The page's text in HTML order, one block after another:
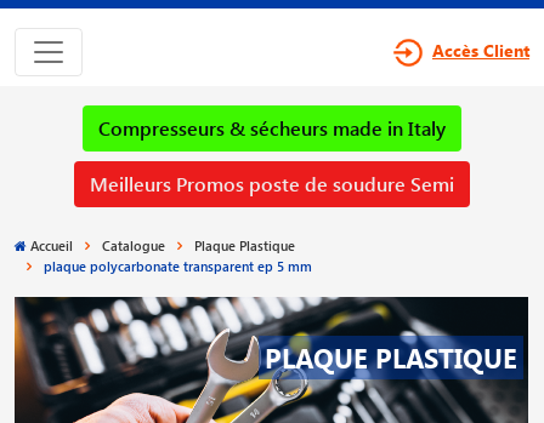
Accès Client
Compresseurs & sécheurs made in Italy
Meilleurs Promos poste de soudure Semi
Accueil Catalogue
Plaque Plastique
plaque polycarbonate transparent ep 5 mm
PLAQUE PLASTIQUE